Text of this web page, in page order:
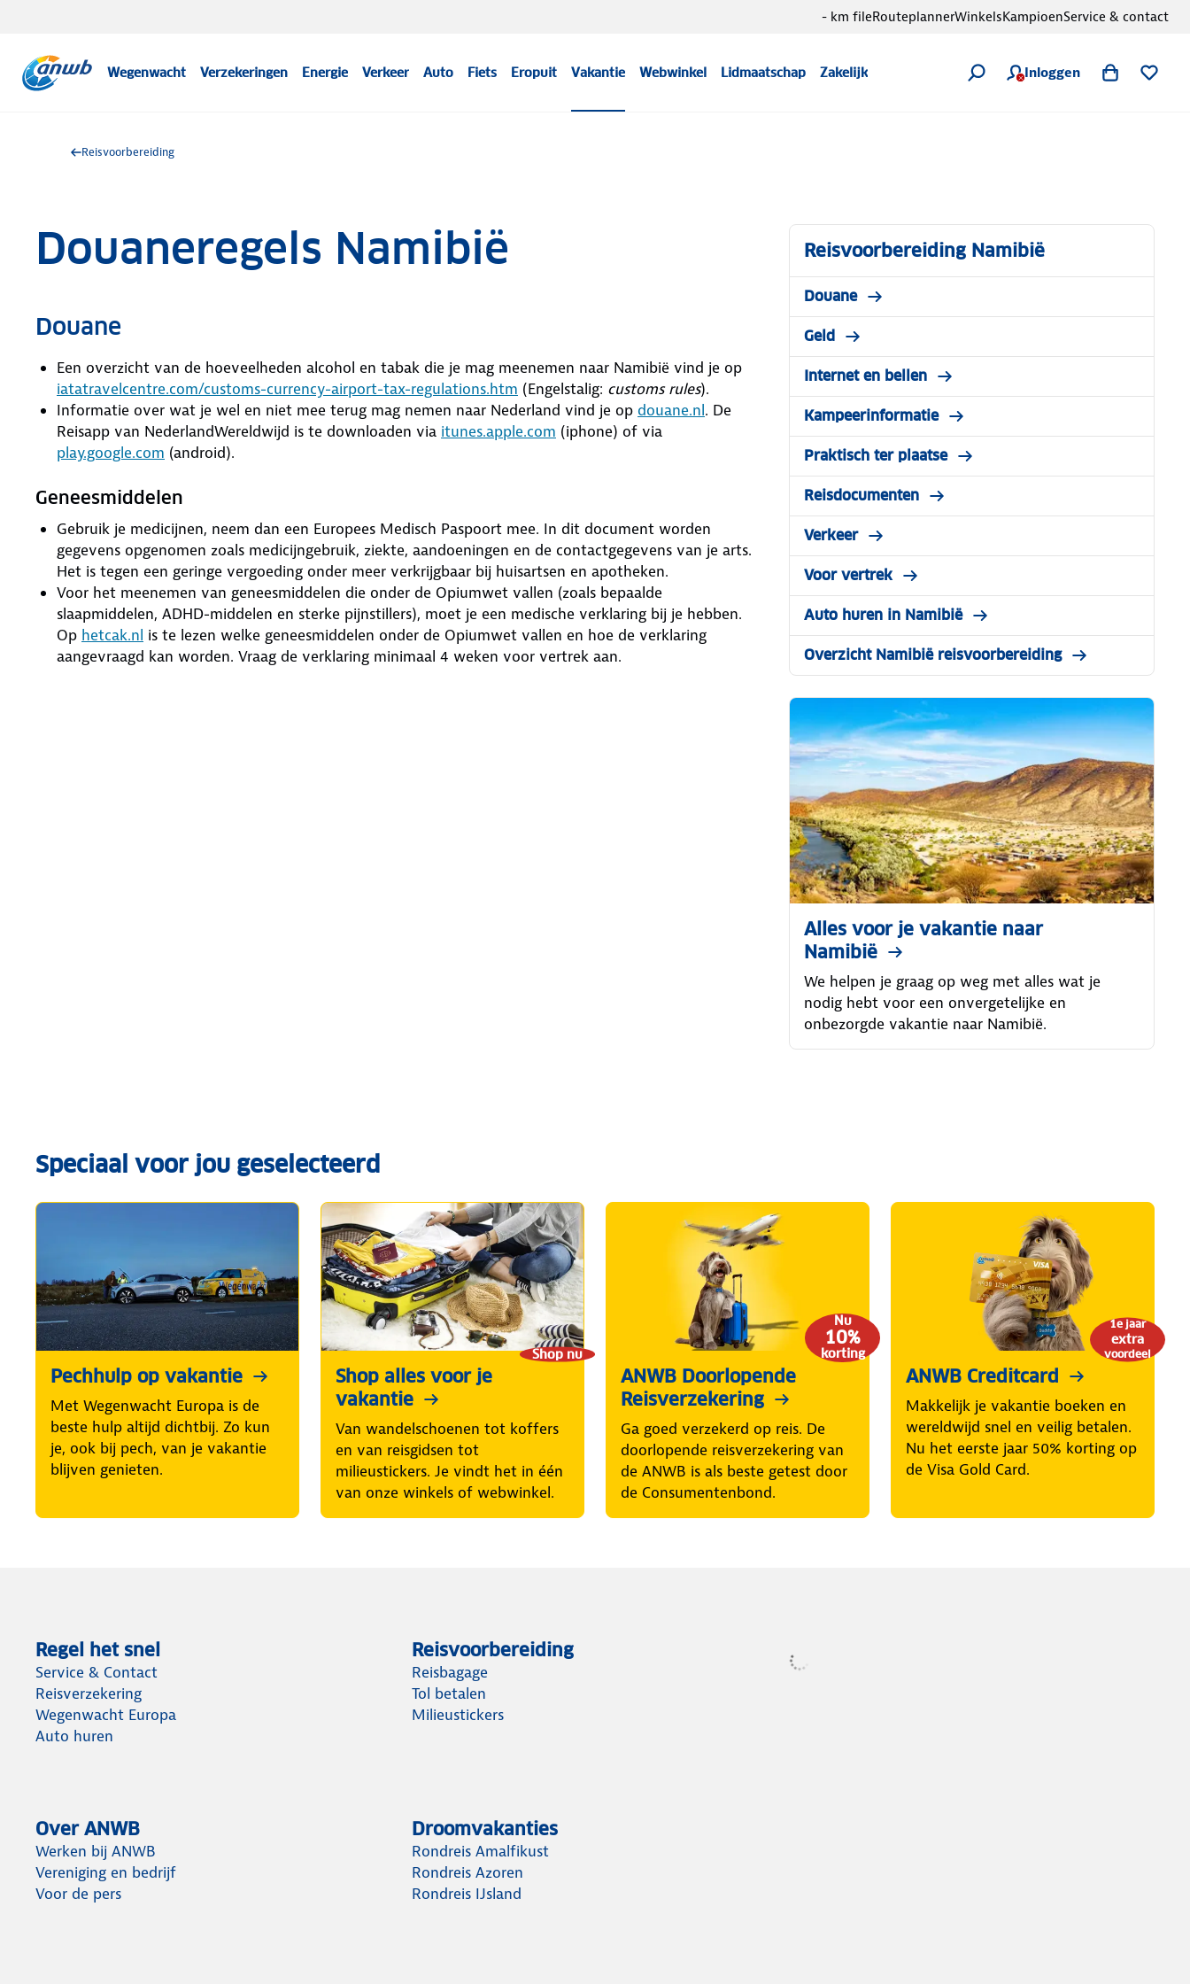
Wegenwacht Verzekeringen Energie Verkeer Auto Fiets Eropuit Vakantie Webwinkel Lidmaatschap Zakelijk Inloggen
- km fileRouteplannerWinkelsKampioenService & contact
Reisvoorbereiding
Douaneregels Namibië
Douane
Een overzicht van de hoeveelheden alcohol en tabak die je mag meenemen naar Namibië vind je op
iatatravelcentre.com/customs-currency-airport-tax-regulations.htm (Engelstalig: customs rules).
Informatie over wat je wel en niet mee terug mag nemen naar Nederland vind je op douane.nl. De
Reisapp van NederlandWereldwijd is te downloaden via itunes.apple.com (iphone) of via
play.google.com (android).
Geneesmiddelen
Gebruik je medicijnen, neem dan een Europees Medisch Paspoort mee. In dit document worden
gegevens opgenomen zoals medicijngebruik, ziekte, aandoeningen en de contactgegevens van je arts.
Het is tegen een geringe vergoeding onder meer verkrijgbaar bij huisartsen en apotheken.
Voor het meenemen van geneesmiddelen die onder de Opiumwet vallen (zoals bepaalde
slaapmiddelen, ADHD-middelen en sterke pijnstillers), moet je een medische verklaring bij je hebben.
Op hetcak.nl is te lezen welke geneesmiddelen onder de Opiumwet vallen en hoe de verklaring
aangevraagd kan worden. Vraag de verklaring minimaal 4 weken voor vertrek aan.
Reisvoorbereiding Namibië
Douane
Geld
Internet en bellen
Kampeerinformatie
Praktisch ter plaatse
Reisdocumenten
Verkeer
Voor vertrek
Auto huren in Namibië
Overzicht Namibië reisvoorbereiding
Alles voor je vakantie naar
Namibië
We helpen je graag op weg met alles wat je
nodig hebt voor een onvergetelijke en
onbezorgde vakantie naar Namibië.
Speciaal voor jou geselecteerd
Pechhulp op vakantie
Met Wegenwacht Europa is de
beste hulp altijd dichtbij. Zo kun
je, ook bij pech, van je vakantie
blijven genieten.
Shop nu
Shop alles voor je
vakantie
Van wandelschoenen tot koffers
en van reisgidsen tot
milieustickers. Je vindt het in één
van onze winkels of webwinkel.
Nu
10%
korting
ANWB Doorlopende
Reisverzekering
Ga goed verzekerd op reis. De
doorlopende reisverzekering van
de ANWB is als beste getest door
de Consumentenbond.
1e jaar
extra
voordeel
ANWB Creditcard
Makkelijk je vakantie boeken en
wereldwijd snel en veilig betalen.
Nu het eerste jaar 50% korting op
de Visa Gold Card.
Regel het snel
Service & Contact
Reisverzekering
Wegenwacht Europa
Auto huren
Reisvoorbereiding
Reisbagage
Tol betalen
Milieustickers
Over ANWB
Werken bij ANWB
Vereniging en bedrijf
Voor de pers
Droomvakanties
Rondreis Amalfikust
Rondreis Azoren
Rondreis IJsland